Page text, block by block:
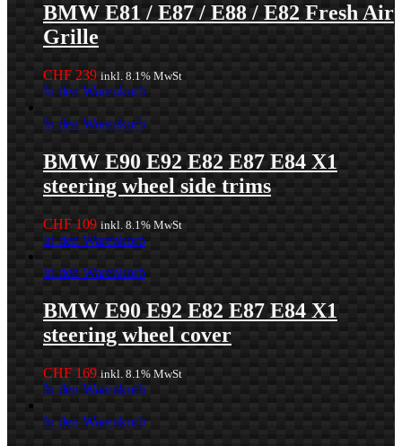
BMW E81 / E87 / E88 / E82 Fresh Air
Grille
CHF 239 inkl. 8.1% MwSt
In den Warenkorb
In den Warenkorb
BMW E90 E92 E82 E87 E84 X1
steering wheel side trims
CHF 109 inkl. 8.1% MwSt
In den Warenkorb
In den Warenkorb
BMW E90 E92 E82 E87 E84 X1
steering wheel cover
CHF 169 inkl. 8.1% MwSt
In den Warenkorb
In den Warenkorb